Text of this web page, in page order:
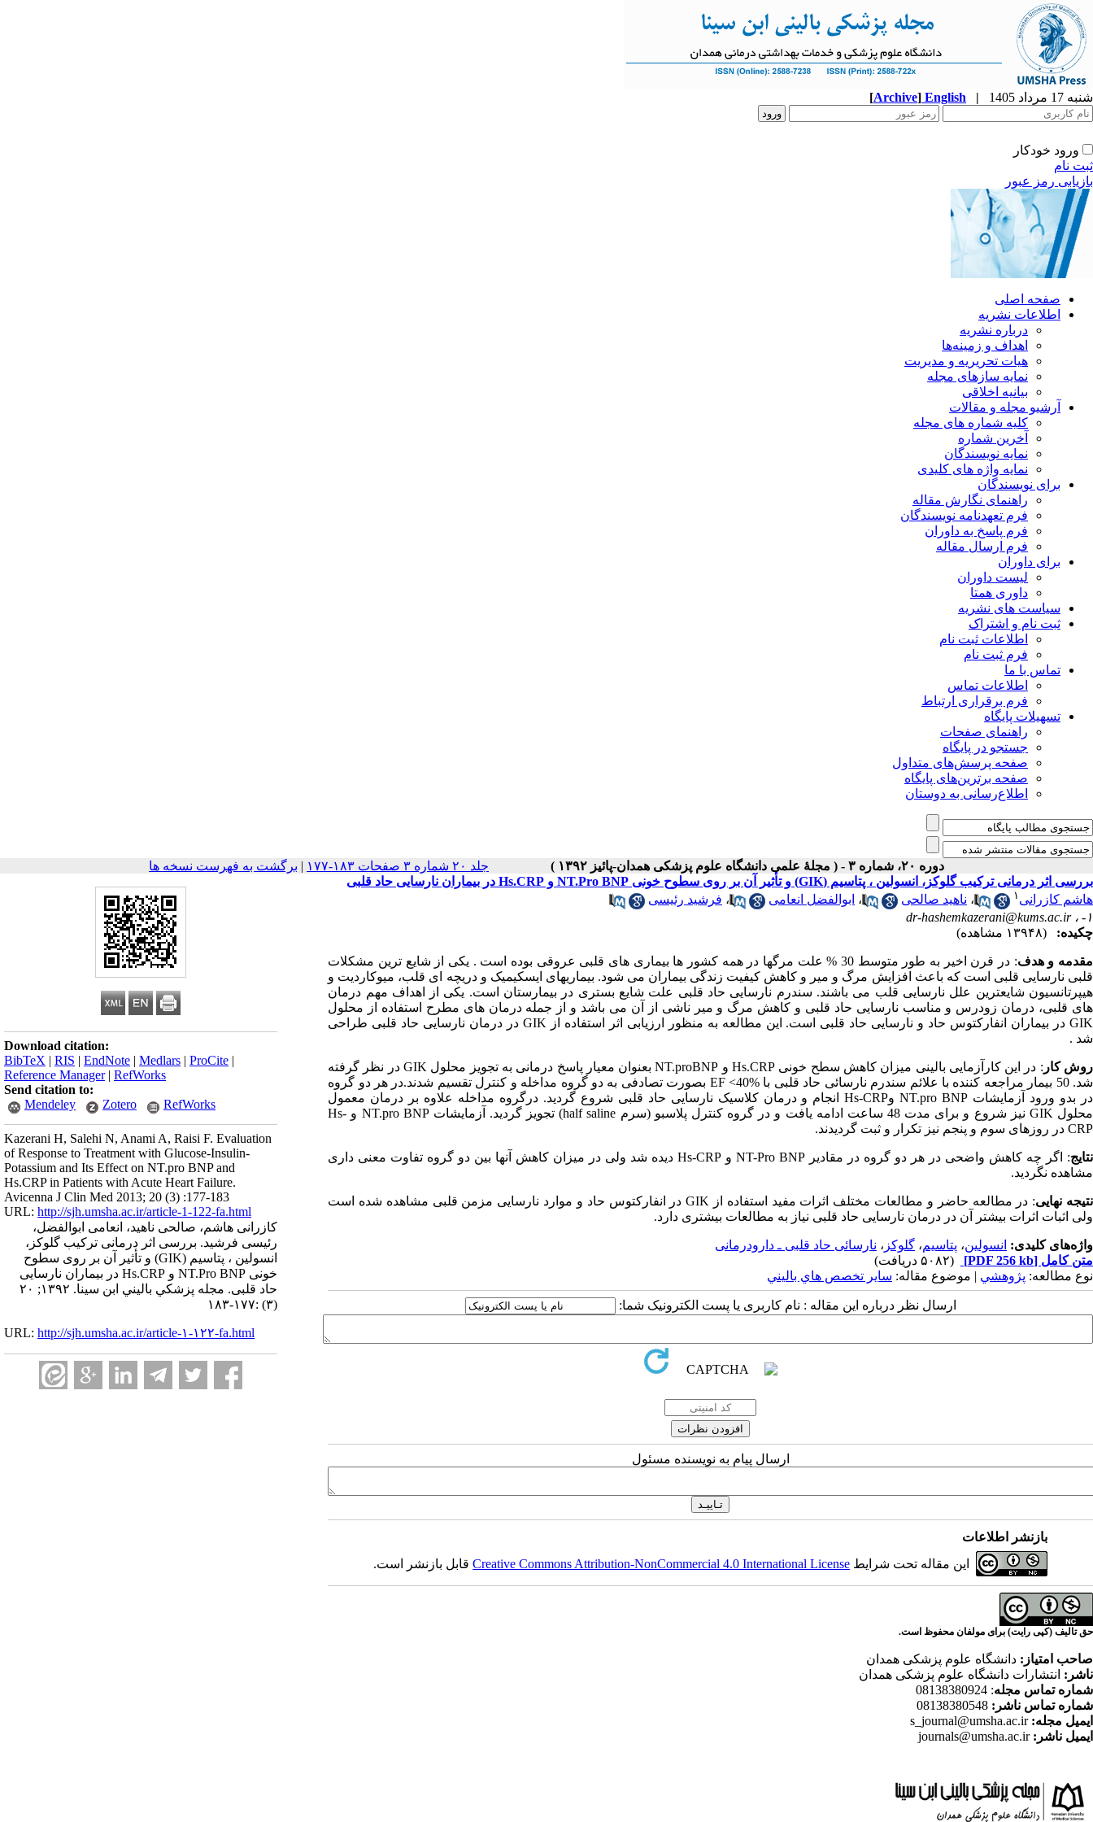
شنبه 17 مرداد 1405 |
English
[Archive]
ورود خودکار
ثبت نام
بازیابی رمز عبور
صفحه اصلی
اطلاعات نشریه
درباره نشریه
اهداف و زمینه‌ها
هیات تحریریه و مدیریت
نمایه سازهای مجله
بیانیه اخلاقی
آرشیو مجله و مقالات
کلیه شماره های مجله
آخرین شماره
نمایه نویسندگان
نمایه واژه های کلیدی
برای نویسندگان
راهنمای نگارش مقاله
فرم تعهدنامه نویسندگان
فرم پاسخ به داوران
فرم ارسال مقاله
برای داوران
لیست داوران
داوری همتا
سیاست های نشریه
ثبت نام و اشتراک
اطلاعات ثبت نام
فرم ثبت نام
تماس با ما
اطلاعات تماس
فرم برقراری ارتباط
تسهیلات پایگاه
راهنمای صفحات
جستجو در پایگاه
صفحه پرسش‌های متداول
صفحه برترین‌های پایگاه
اطلاع‌رسانی به دوستان
دوره ۲۰، شماره ۳ - ( مجلۀ علمی دانشگاه علوم پزشکی همدان-پائيز ۱۳۹۲ ) جلد ۲۰ شماره ۳ صفحات ۱۸۳-۱۷۷ | برگشت به فهرست نسخه ها
Download citation:
BibTeX | RIS | EndNote | Medlars | ProCite |
Reference Manager| RefWorks
Send citation to:
Mendeley
Zotero RefWorks
Kazerani H, Salehi N, Anami A, Raisi F. Evaluation
of Response to Treatment with Glucose-Insulin-
Potassium and Its Effect on NT.pro BNP and
Hs.CRP in Patients with Acute Heart Failure.
Avicenna J Clin Med 2013; 20 (3) :177-183
URL: http://sjh.umsha.ac.ir/article-1-122-fa.html
کازرانی هاشم، صالحی ناهید، انعامی ابوالفضل،
رئیسی فرشید. بررسی اثر درمانی ترکیب گلوکز،
انسولین ، پتاسیم (GIK) و تأثیر آن بر روی سطوح
خونی NT.Pro BNP و Hs.CRP در بیماران نارسایی
حاد قلبی. مجله پزشكي باليني ابن سينا. ۱۳۹۲; ۲۰
(۳) :۱۷۷-۱۸۳
URL: http://sjh.umsha.ac.ir/article-۱-۱۲۲-fa.html
بررسی اثر درمانی ترکیب گلوکز، انسولین ، پتاسیم (GIK) و تأثیر آن بر روی سطوح خونی NT.Pro BNP و Hs.CRP در بیماران نارسایی حاد قلبی
هاشم کازرانی ۱ ، ناهید صالحی ، ابوالفضل انعامی ، فرشید رئیسی
۱- ،
dr-hashemkazerani@kums.ac.ir
چکیده:
(۱۳۹۴۸ مشاهده)
مقدمه و هدف
: در قرن اخیر به طور متوسط 30 % علت مرگها در همه کشور ها بیماری های قلبی عروقی بوده است . یکی از شایع ترین مشکلات
قلبی نارسایی قلبی است که باعث افزایش مرگ و میر و کاهش کیفیت زندگی بیماران می شود. بیماریهای ایسکیمیک و دریچه ای قلب، میوکاردیت و
هیپرتانسیون شایعترین علل نارسایی قلب می باشند. سندرم نارسایی حاد قلبی علت شایع بستری در بیمارستان است. یکی از اهداف مهم درمان
های قلبی، درمان زودرس و مناسب نارسایی حاد قلبی و کاهش مرگ و میر ناشی از آن می باشد و از جمله درمان های مطرح استفاده از محلول
GIK در بیماران انفارکتوس حاد و نارسایی حاد قلبی است. این مطالعه به منظور ارزیابی اثر استفاده از GIK در درمان نارسایی حاد قلبی طراحی
شد .
روش کار
: در این کارآزمایی بالینی میزان کاهش سطح خونی Hs.CRP و NT.proBNP بعنوان معیار پاسخ درمانی به تجویز محلول GIK در نظر گرفته
شد. 50 بیمار مراجعه کننده با علائم سندرم نارسائی حاد قلبی با EF <40% بصورت تصادفی به دو گروه مداخله و کنترل تقسیم شدند.در هر دو گروه
در بدو ورود آزمایشات NT.pro BNP وHs-CRP انجام و درمان کلاسیک نارسایی حاد قلبی شروع گردید. درگروه مداخله علاوه بر درمان معمول
محلول GIK نیز شروع و برای مدت 48 ساعت ادامه یافت و در گروه کنترل پلاسبو (سرم half saline) تجویز گردید. آزمایشات NT.pro BNP و Hs-
CRP در روزهای سوم و پنجم نیز تکرار و ثبت گردیدند.
نتایج
: اگر چه کاهش واضحی در هر دو گروه در مقادیر NT-Pro BNP و Hs-CRP دیده شد ولی در میزان کاهش آنها بین دو گروه تفاوت معنی داری
مشاهده نگردید.
نتیجه نهایی
: در مطالعه حاضر و مطالعات مختلف اثرات مفید استفاده از GIK در انفارکتوس حاد و موارد نارسایی مزمن قلبی مشاهده شده است
ولی اثبات اثرات بیشتر آن در درمان نارسایی حاد قلبی نیاز به مطالعات بیشتری دارد.
واژه‌های کلیدی: انسولین، پتاسیم، گلوکز ، نارسائی حاد قلبی ـ دارودرمانی
متن کامل [PDF 256 kb]
(۵۰۸۲ دریافت)
نوع مطالعه: پژوهشي | موضوع مقاله: سایر تخصص هاي باليني
ارسال نظر درباره این مقاله : نام کاربری یا پست الکترونیک شما:
ارسال پیام به نویسنده مسئول
بازنشر اطلاعات
این مقاله تحت شرایط Creative Commons Attribution-NonCommercial 4.0 International Licenseقابل بازنشر است.
حق تالیف (کپی رایت) برای مولفان محفوظ است.
صاحب امتیاز: دانشگاه علوم پزشکی همدان
ناشر: انتشارات دانشگاه علوم پزشکی همدان
شماره تماس مجله: 08138380924
شماره تماس ناشر:
ایمیل مجله: s_journal@umsha.ac.ir
ایمیل ناشر: journals@umsha.ac.ir